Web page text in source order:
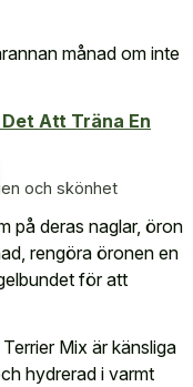
månad om inte
Att Träna En
och skönhet
på deras naglar, öron
rengöra öronen en
för att
Mix är känsliga
hydrerad i varmt